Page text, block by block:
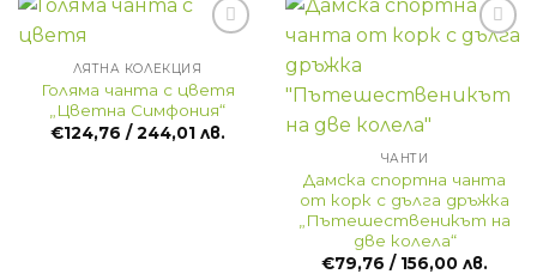
ЛЯТНА КОЛЕКЦИЯ
Голяма чанта с цветя
„Цветна Симфония“
€124,76 / 244,01 лв.
ЧАНТИ
Дамска спортна чанта
от корк с дълга дръжка
„Пътешественикът на
две колела“
€79,76 / 156,00 лв.